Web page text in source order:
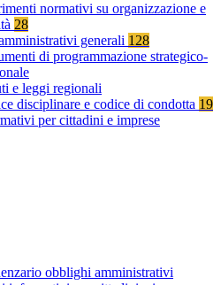
normativi su organizzazione e
28
generali 128
di programmazione strategico-
e leggi regionali
disciplinare e codice di condotta 19
per cittadini e imprese
obblighi amministrativi